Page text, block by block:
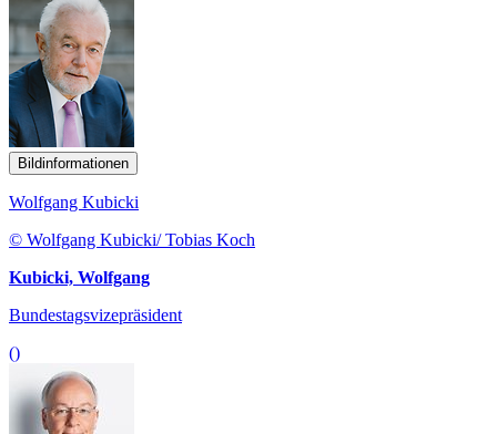
Bildinformationen
Wolfgang Kubicki
© Wolfgang Kubicki/ Tobias Koch
Kubicki, Wolfgang
Bundestagsvizepräsident
()